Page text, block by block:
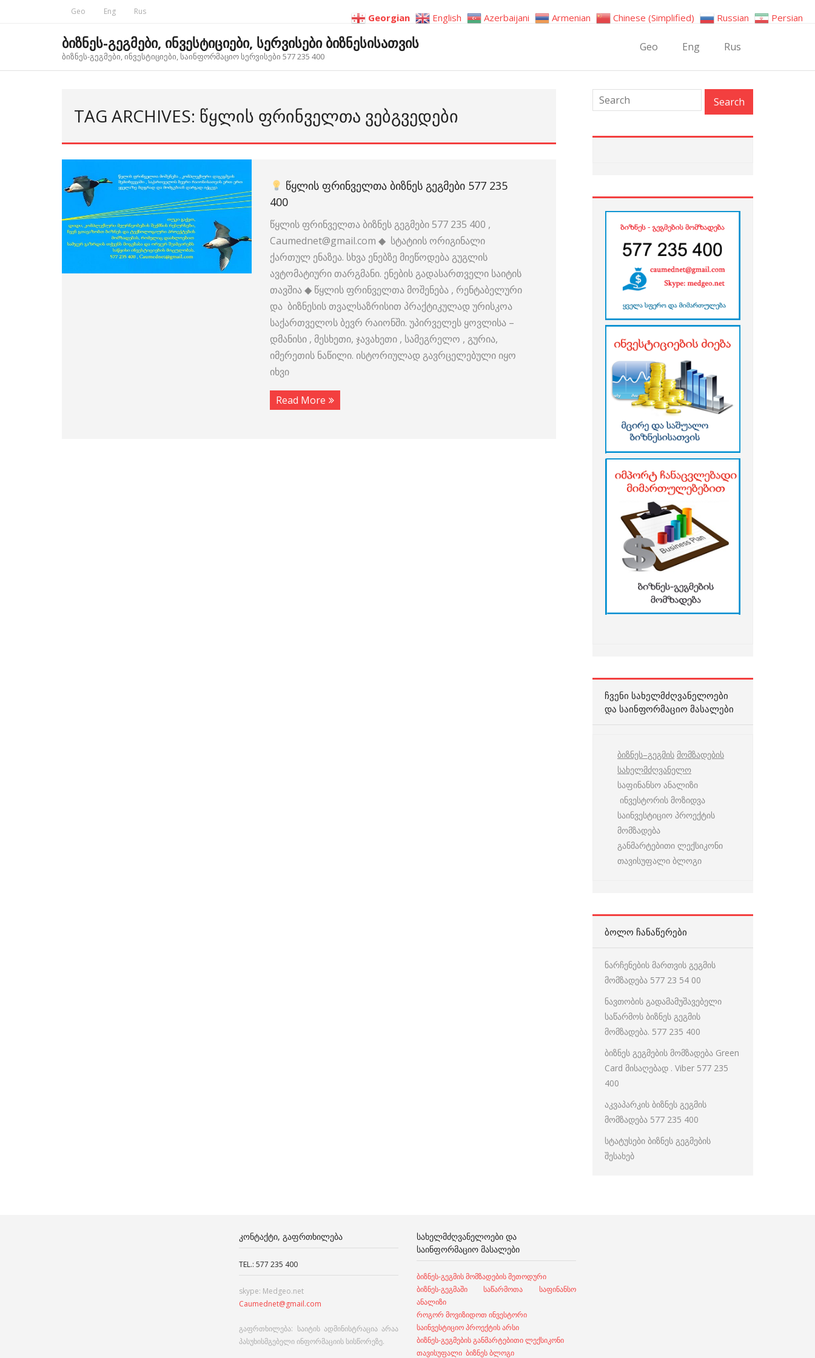
Geo Eng Rus
ბიზნეს-გეგმები, ინვესტიციები, სერვისები ბიზნესისათვის
ბიზნეს-გეგმები, ინვესტიციები, საინფორმაციო სერვისები 577 235 400
Geo Eng Rus
TAG ARCHIVES: ᲬᲧᲚᲘᲡ ᲤᲠᲘᲜᲕᲔᲚᲗᲐ ᲕᲔᲑᲒᲕᲔᲓᲔᲑᲘ
ᲬᲧᲚᲘᲡ ᲤᲠᲘᲜᲕᲔᲚᲗᲐ ᲑᲘᲖᲜᲔᲡ ᲒᲔᲒᲛᲔᲑᲘ 577 235
400
წყლის ფრინველთა ბიზნეს გეგმები 577 235 400 ,
Caumednet@gmail.com ◆ სტატიის ორიგინალი
ქართულ ენაზეა. სხვა ენებზე მიეწოდება გუგლის
ავტომატიური თარგმანი. ენების გადასართველი საიტის
თავშია ◆ წყლის ფრინველთა მოშენება , რენტაბელური
და ბიზნესის თვალსაზრისით პრაქტიკულად ურისკოა
საქართველოს ბევრ რაიონში. უპირველეს ყოვლისა –
დმანისი , მესხეთი, ჯავახეთი , სამეგრელო , გურია,
იმერეთის ნაწილი. ისტორიულად გავრცელებული იყო
იხვი
Read More
ᲩᲕᲔᲜᲘ ᲡᲐᲮᲔᲚᲛᲫᲦᲕᲐᲜᲔᲚᲝᲔᲑᲘ
ᲓᲐ ᲡᲐᲘᲜᲤᲝᲠᲛᲐᲪᲘᲝ ᲛᲐᲡᲐᲚᲔᲑᲘ
ბიზნეს–გეგმის მომზადების
სახელმძღვანელო
საფინანსო ანალიზი
ინვესტორის მოზიდვა
საინვესტიციო პროექტის
მომზადება
განმარტებითი ლექსიკონი
თავისუფალი ბლოგი
ᲑᲝᲚᲝ ᲩᲐᲜᲐᲬᲔᲠᲔᲑᲘ
ნარჩენების მართვის გეგმის
მომზადება 577 23 54 00
ნავთობის გადამამუშავებელი
საწარმოს ბიზნეს გეგმის
მომზადება. 577 235 400
ბიზნეს გეგმების მომზადება Green
Card მისაღებად . Viber 577 235
400
აკვაპარკის ბიზნეს გეგმის
მომზადება 577 235 400
სტატუსები ბიზნეს გეგმების
შესახებ
ᲙᲝᲜᲢᲐᲥᲢᲘ, ᲒᲐᲤᲠᲗᲮᲘᲚᲔᲑᲐ
TEL.: 577 235 400
skype: Medgeo.net
Caumednet@gmail.com
გაფრთხილება: საიტის ადმინისტრაცია არაა
პასუხისმგებელი ინფორმაციის სისწორეზე.
ᲡᲐᲮᲔᲚᲛᲫᲦᲕᲐᲜᲔᲚᲝᲔᲑᲘ ᲓᲐ
ᲡᲐᲘᲜᲤᲝᲠᲛᲐᲪᲘᲝ ᲛᲐᲡᲐᲚᲔᲑᲘ
ბიზნეს-გეგმის მომზადების მეთოდური
ბიზნეს-გეგმაში საწარმოთა საფინანსო
ანალიზი
როგორ მოვიზიდოთ ინვესტორი
საინვესტიციო პროექტის არსი
ბიზნეს-გეგმების განმარტებითი ლექსიკონი
თავისუფალი ბიზნეს ბლოგი
Georgian English Azerbaijani Armenian Chinese (Simplified) Russian Persian